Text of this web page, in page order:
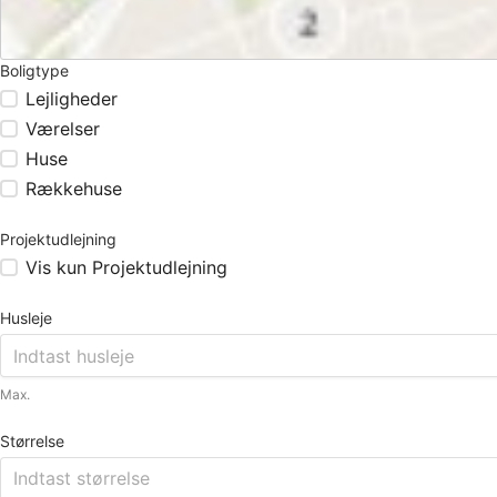
Boligtype
Lejligheder
Værelser
Huse
Rækkehuse
Projektudlejning
Vis kun Projektudlejning
Husleje
Max.
Størrelse